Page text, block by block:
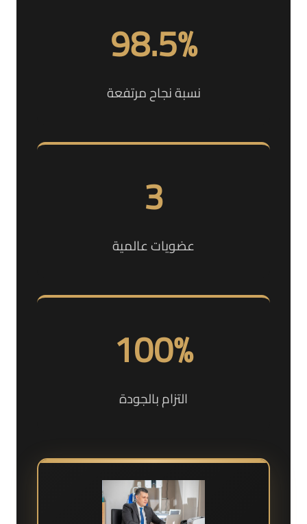
98.5%
نسبة نجاح مرتفعة
3
عضويات عالمية
100%
التزام بالجودة